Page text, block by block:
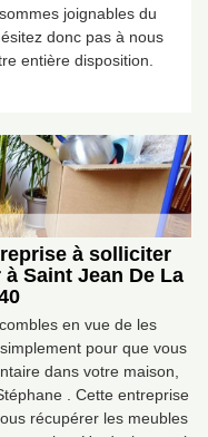
joignables du
donc pas à nous
entière disposition.
à solliciter
Saint Jean De La
en vue de les
pour que vous
dans votre maison,
. Cette entreprise
récupérer les meubles